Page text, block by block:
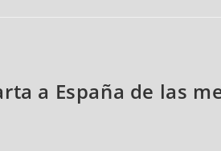
a España de las